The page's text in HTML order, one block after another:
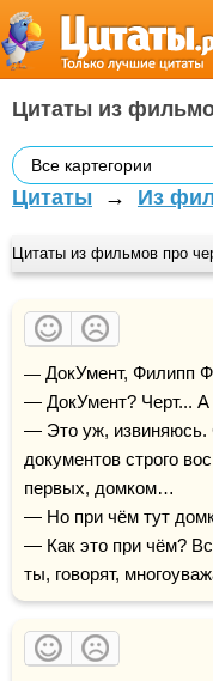
Цитаты из
Все картегории
Цитаты → Из
Цитаты из фильмов про
— ДокУмент, Филипп Филиппыч, мне надо.
— ДокУмент? Черт...
— Это уж, извиняюсь.
документов строго
первых, домком…
— Но при чём тут
— Как это при чём?
ты, говорят,